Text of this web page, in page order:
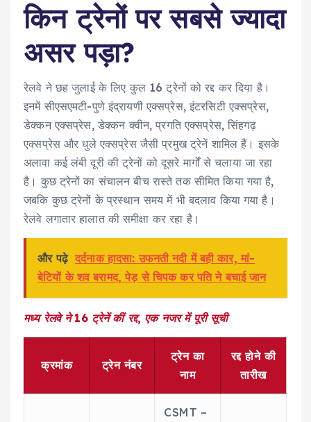
किन ट्रेनों पर सबसे ज्यादा
असर पड़ा?
रेलवे ने छह जुलाई के लिए कुल 16 ट्रेनों को रद्द कर दिया है।
इनमें सीएसएमटी-पुणे इंद्रायणी एक्सप्रेस, इंटरसिटी एक्सप्रेस,
डेक्कन एक्सप्रेस, डेक्कन क्वीन, प्रगति एक्सप्रेस, सिंहगढ़
एक्सप्रेस और धुले एक्सप्रेस जैसी प्रमुख ट्रेनें शामिल हैं। इसके
अलावा कई लंबी दूरी की ट्रेनों को दूसरे मार्गों से चलाया जा रहा
है। कुछ ट्रेनों का संचालन बीच रास्ते तक सीमित किया गया है,
जबकि कुछ ट्रेनों के प्रस्थान समय में भी बदलाव किया गया है।
रेलवे लगातार हालात की समीक्षा कर रहा है।
और पढ़े दर्दनाक हादसा: उफनती नदी में बही कार, मां-
बेटियों के शव बरामद, पेड़ से चिपक कर पति ने बचाई जान
मध्य रेलवे ने 16 ट्रेनें कीं रद्द, एक नजर में पूरी सूची
क्रमांक ट्रेन नंबर
ट्रेन का
नाम
रद्द होने की
तारीख
CSMT –